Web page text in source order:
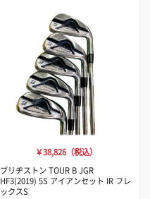
￥38,826（税込）
ブリヂストン TOUR B JGR
HF3(2019) 5S アイアンセット IR フレ
ックスS